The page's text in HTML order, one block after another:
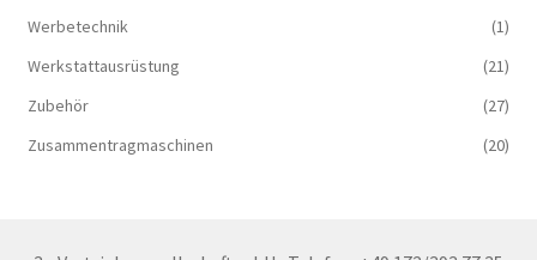
Werbetechnik
(1)
Werkstattausrüstung
(21)
Zubehör
(27)
Zusammentragmaschinen
(20)